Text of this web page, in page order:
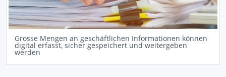
Grosse Mengen an geschäftlichen Informationen können
digital erfasst, sicher gespeichert und weitergeben
werden